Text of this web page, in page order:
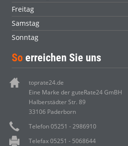
Freitag
Samstag
Sonntag
So erreichen Sie uns
toprate24.de
Eine Marke der guteRate24 GmBH
Halberstädter Str. 89
33106 Paderborn
Telefon 05251 - 2986910
Telefax 05251 - 5068644